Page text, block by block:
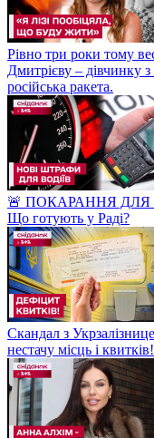
Рівно три роки тому
Дмитрієву – дівчинку
російська ракета.
🚨 ПОКАРАННЯ
Що готують у Раді?
Скандал з
нестачу місць і